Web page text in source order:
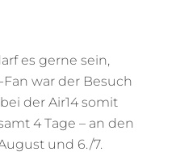
es gerne sein,
war der Besuch
der Air14 somit
4 Tage – an den
und 6./7.